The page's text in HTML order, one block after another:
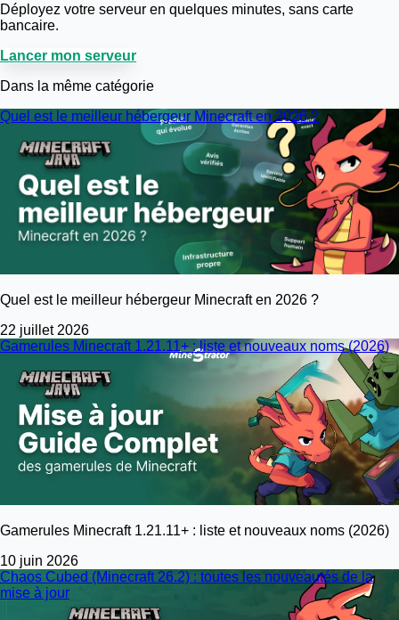
Déployez votre serveur en quelques minutes, sans carte
bancaire.
Lancer mon serveur
Dans la même catégorie
Quel est le meilleur hébergeur Minecraft en 2026 ?
Quel est le meilleur hébergeur Minecraft en 2026 ?
22 juillet 2026
Gamerules Minecraft 1.21.11+ : liste et nouveaux noms (2026)
Gamerules Minecraft 1.21.11+ : liste et nouveaux noms (2026)
10 juin 2026
Chaos Cubed (Minecraft 26.2) : toutes les nouveautés de la
mise à jour